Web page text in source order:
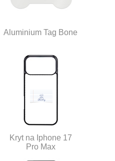
Aluminium Tag Bone
Kryt na Iphone 17
Pro Max